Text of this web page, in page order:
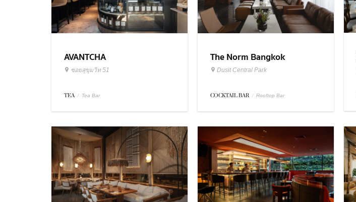
AVANTCHA
ซอยสุขุมวิท 51
TEA / Tea Bar
The Norm Bangkok
Dusit Central Park
COCKTAIL BAR / Rooftop Bar